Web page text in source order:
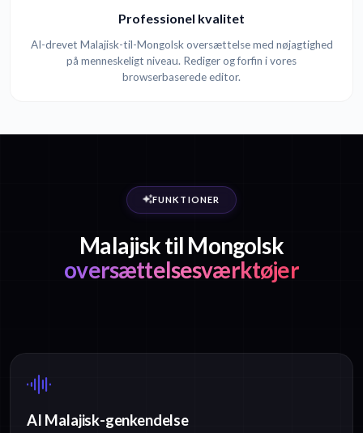
Professionel kvalitet
AI-drevet Malajisk-til-Mongolsk oversættelse med nøjagtighed
på menneskeligt niveau. Rediger og forfin i vores
browserbaserede editor.
FUNKTIONER
Malajisk til Mongolsk
oversættelsesværktøjer
AI Malajisk-genkendelse